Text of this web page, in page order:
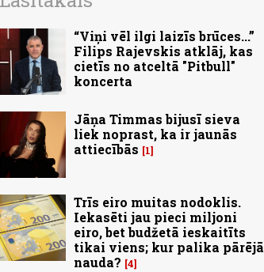
“Viņi vēl ilgi laizīs brūces...”
Filips Rajevskis atklāj, kas
cietīs no atceltā "Pitbull"
koncerta
Jāņa Timmas bijusī sieva
liek noprast, ka ir jaunās
attiecībās
1
Trīs eiro muitas nodoklis.
Iekasēti jau pieci miljoni
eiro, bet budžetā ieskaitīts
tikai viens; kur palika pārējā
nauda? 4